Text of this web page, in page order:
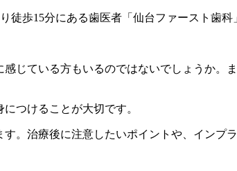
歩15分にある歯医者「仙台ファースト歯科
じている方もいるのではないでしょうか。
つけることが大切です。
。治療後に注意したいポイントや、インプ